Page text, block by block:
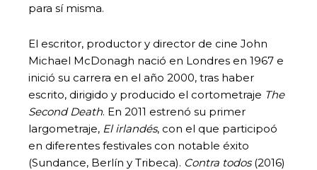
para sí misma.
El escritor, productor y director de cine John
Michael McDonagh nació en Londres en 1967 e
inició su carrera en el año 2000, tras haber
escrito, dirigido y producido el cortometraje The
Second Death. En 2011 estrenó su primer
largometraje, El irlandés, con el que participoó
en diferentes festivales con notable éxito
(Sundance, Berlín y Tribeca). Contra todos(2016)